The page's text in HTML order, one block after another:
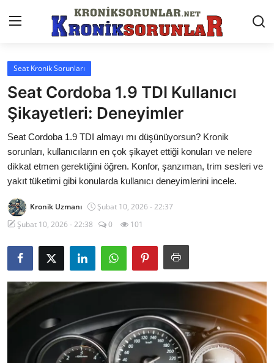
Anasayfa
Markalar
İletişim
Trafik & Cezalar
Sigorta & Kasko
Vergi & ÖTV & MTV
Sorgulamalar
İkinci El & Alım-Satım
Bakım & Arıza Çözümleri
Elektrikli & Hibrit
Seat Kronik Sorunları
Seat Cordoba 1.9 TDI Kullanıcı
Şikayetleri: Deneyimler
Seat Cordoba 1.9 TDI almayı mı düşünüyorsun? Kronik
sorunları, kullanıcıların en çok şikayet ettiği konuları ve nelere
dikkat etmen gerektiğini öğren. Konfor, şanzıman, trim sesleri ve
yakıt tüketimi gibi konularda kullanıcı deneyimlerini incele.
Kronik Uzmanı
Şubat 10, 2026 - 22:37
Şubat 10, 2026 - 22:38
0 101